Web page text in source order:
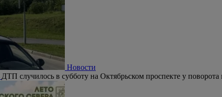
Новости
ДТП случилось в субботу на Октябрьском проспекте у поворота